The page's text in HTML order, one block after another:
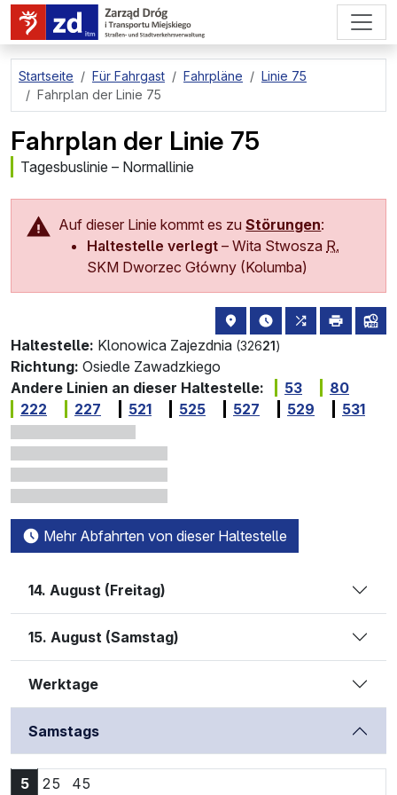
zum Hauptinhalt springen
Startseite Für Fahrgast Fahrpläne
Linie 75
Fahrplan der Linie 75
Fahrplan der Linie 75
Tagesbuslinie – Normallinie
Auf dieser Linie kommt es zuStörungen:
Haltestelle verlegt –Wita Stwosza R.
SKM Dworzec Główny (Kolumba)
Haltestelle: Klonowica Zajezdnia (32621)
Haltestellenstandort auf
die nächsten
alle Linien,
drucken
Richtung: Osiedle Zawadzkiego
Andere Linien an dieser Haltestelle:
53
80
222
227 521 525 527 529 531
Mehr Abfahrten von dieser Haltestelle
14. August (Freitag)
15. August (Samstag)
Werktage
Samstags
5 25 5:25 Uhr
45